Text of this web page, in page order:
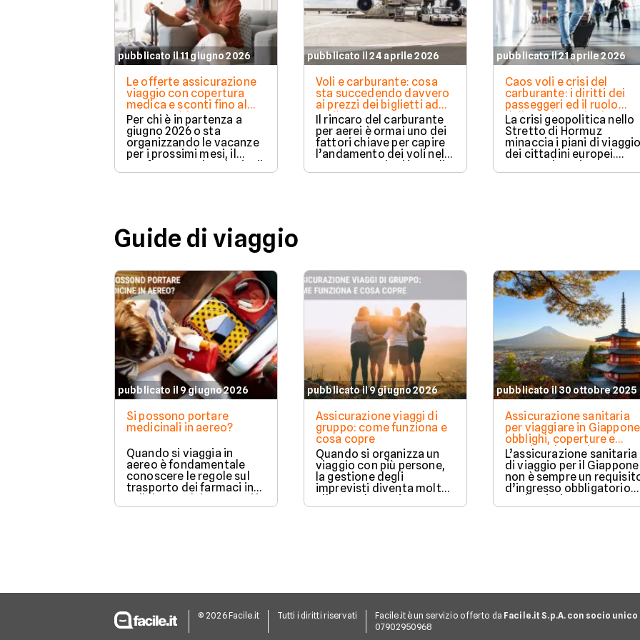
pubblicato il 11 giugno 2026
Le offerte assicurazione
viaggio con copertura
medica e sconti fino al
20% per chi parte a
giugno 2026
Per chi è in partenza a
giugno 2026 o sta
organizzando le vacanze
per i prossimi mesi, il
confronto tra le principali
rc viaggio da attivare
pubblicato il 24 aprile 2026
Voli e carburante: cosa
sta succedendo davvero
ai prezzi dei biglietti ad
aprile 2026
Il rincaro del carburante
per aerei è ormai uno dei
fattori chiave per capire
l’andamento dei voli nel
2026. Le tensioni in Medio
Oriente e le criticità
passeggeri.
pubblicato il 21 aprile 2026
Caos voli e crisi del
carburante: i diritti dei
passeggeri ed il ruolo
delle assicurazioni
La crisi geopolitica nello
Stretto di Hormuz
minaccia i piani di viaggio
dei cittadini europei.
Questa situazione causa
chiusure degli spazi aerei
Guide di viaggio
pubblicato il 9 giugno 2026
Si possono portare
medicinali in aereo?
Quando si viaggia in
aereo è fondamentale
conoscere le regole sul
trasporto dei farmaci in
valigia, perché non tutti i
medicinali possono
pubblicato il 9 giugno 2026
Assicurazione viaggi di
gruppo: come funziona e
cosa copre
Quando si organizza un
viaggio con più persone,
la gestione degli
imprevisti diventa molto
più complessa rispetto a
una partenza individuale.
caso di problemi sanitari,
logistici.
pubblicato il 30 ottobre 2025
Assicurazione sanitaria
per viaggiare in
obblighi, coperture e
costi aggiornati
L’assicurazione sanitaria
di viaggio per il Giappone
non è sempre un
d’ingresso obbligatorio
per i turisti, ma
rappresenta una tutela
© 2026 Facile.it Tutti i diritti riservati Facile.it è un servizio offerto da Facile.it S.p.A. con socio unico
07902950968